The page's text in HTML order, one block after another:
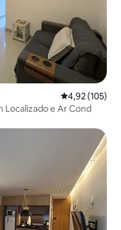
4,92 de uma
4,92 (105)
e Ar Cond